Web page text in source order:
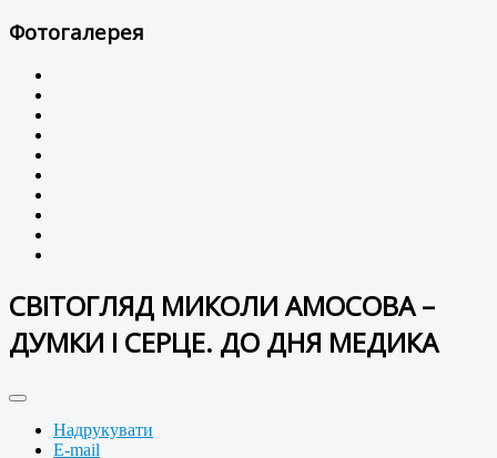
Фотогалерея
СВІТОГЛЯД МИКОЛИ АМОСОВА –
ДУМКИ І СЕРЦЕ. ДО ДНЯ МЕДИКА
Надрукувати
E-mail